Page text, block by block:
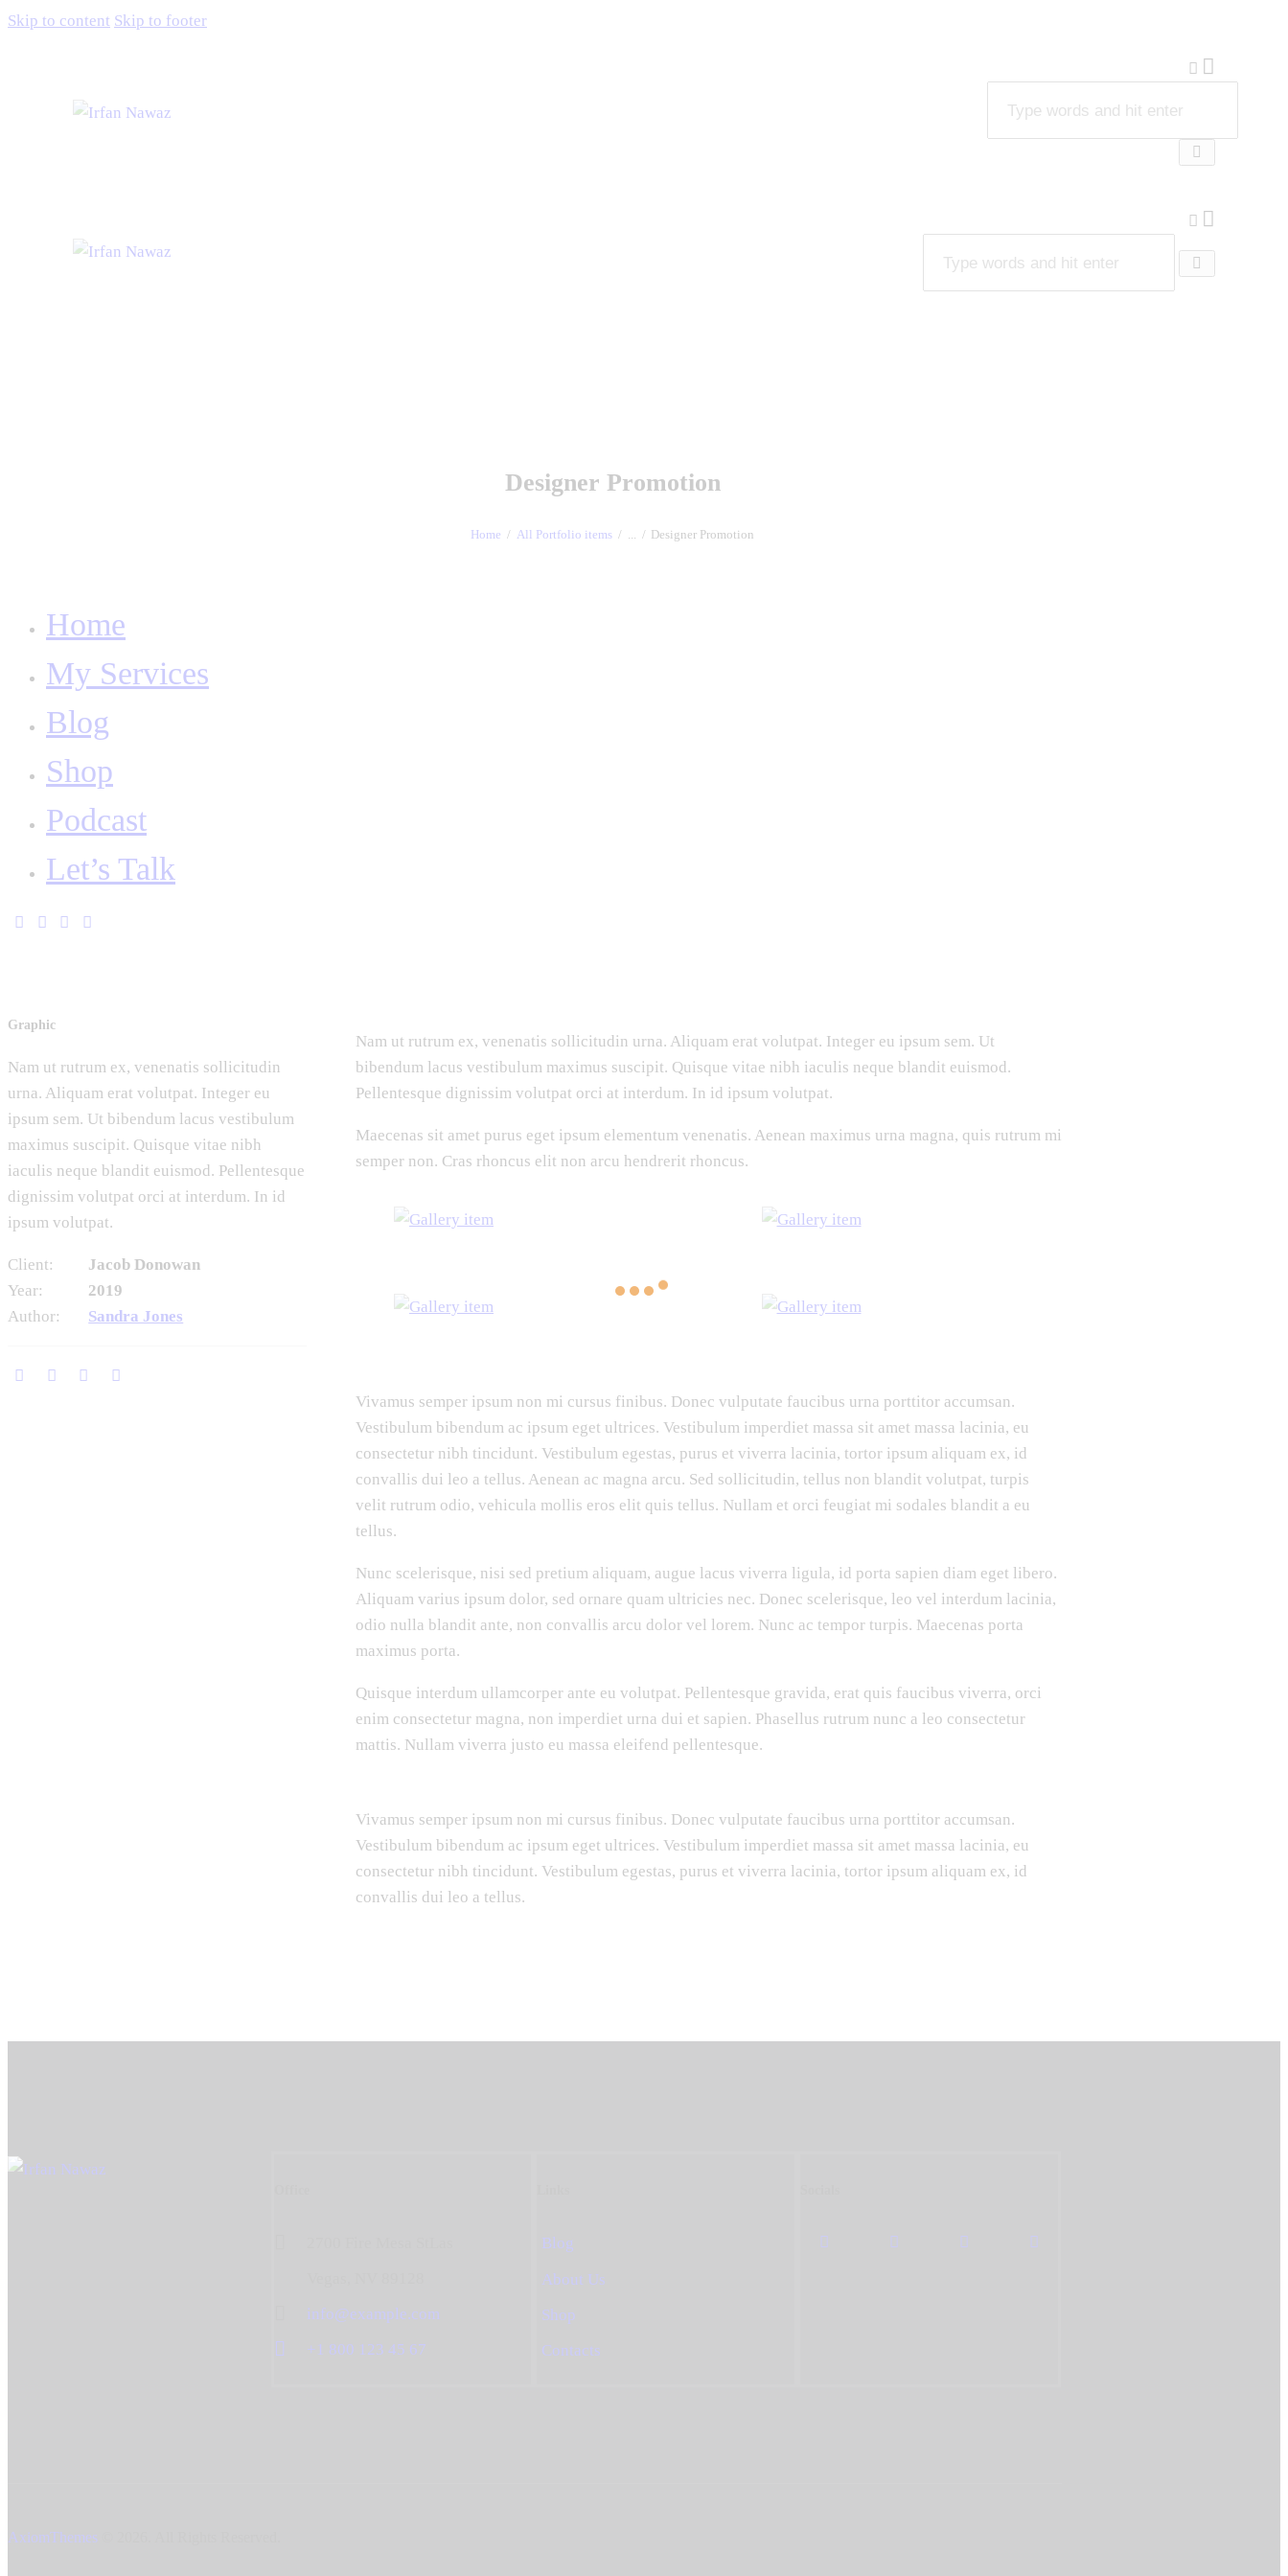
Skip to content Skip to footer
Designer Promotion
Home All Portfolio items Designer Promotion
Home
My Services
Blog
Shop
Podcast
Let’s Talk
Graphic
Nam ut rutrum ex, venenatis sollicitudin
urna. Aliquam erat volutpat. Integer eu
ipsum sem. Ut bibendum lacus vestibulum
maximus suscipit. Quisque vitae nibh
iaculis neque blandit euismod. Pellentesque
dignissim volutpat orci at interdum. In id
ipsum volutpat.
Client:
Jacob Donowan
Year:
2019
Author:
Sandra Jones
Nam ut rutrum ex, venenatis sollicitudin urna. Aliquam erat volutpat. Integer eu ipsum sem. Ut
bibendum lacus vestibulum maximus suscipit. Quisque vitae nibh iaculis neque blandit euismod.
Pellentesque dignissim volutpat orci at interdum. In id ipsum volutpat.
Maecenas sit amet purus eget ipsum elementum venenatis. Aenean maximus urna magna, quis rutrum mi
semper non. Cras rhoncus elit non arcu hendrerit rhoncus.
Vivamus semper ipsum non mi cursus finibus. Donec vulputate faucibus urna porttitor accumsan.
Vestibulum bibendum ac ipsum eget ultrices. Vestibulum imperdiet massa sit amet massa lacinia, eu
consectetur nibh tincidunt. Vestibulum egestas, purus et viverra lacinia, tortor ipsum aliquam ex, id
convallis dui leo a tellus. Aenean ac magna arcu. Sed sollicitudin, tellus non blandit volutpat, turpis
velit rutrum odio, vehicula mollis eros elit quis tellus. Nullam et orci feugiat mi sodales blandit a eu
tellus.
Nunc scelerisque, nisi sed pretium aliquam, augue lacus viverra ligula, id porta sapien diam eget libero.
Aliquam varius ipsum dolor, sed ornare quam ultricies nec. Donec scelerisque, leo vel interdum lacinia,
odio nulla blandit ante, non convallis arcu dolor vel lorem. Nunc ac tempor turpis. Maecenas porta
maximus porta.
Quisque interdum ullamcorper ante eu volutpat. Pellentesque gravida, erat quis faucibus viverra, orci
enim consectetur magna, non imperdiet urna dui et sapien. Phasellus rutrum nunc a leo consectetur
mattis. Nullam viverra justo eu massa eleifend pellentesque.
Vivamus semper ipsum non mi cursus finibus. Donec vulputate faucibus urna porttitor accumsan.
Vestibulum bibendum ac ipsum eget ultrices. Vestibulum imperdiet massa sit amet massa lacinia, eu
consectetur nibh tincidunt. Vestibulum egestas, purus et viverra lacinia, tortor ipsum aliquam ex, id
convallis dui leo a tellus.
info@example.com
+1 800 123 45 67
Blog
About Us
Shop
Contacts
AxiomThemes